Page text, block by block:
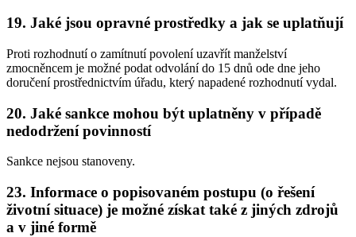
19. Jaké jsou opravné prostředky a jak se uplatňují
Proti rozhodnutí o zamítnutí povolení uzavřít manželství
zmocněncem je možné podat odvolání do 15 dnů ode dne jeho
doručení prostřednictvím úřadu, který napadené rozhodnutí vydal.
20. Jaké sankce mohou být uplatněny v případě
nedodržení povinností
Sankce nejsou stanoveny.
23. Informace o popisovaném postupu (o řešení
životní situace) je možné získat také z jiných zdrojů
a v jiné formě